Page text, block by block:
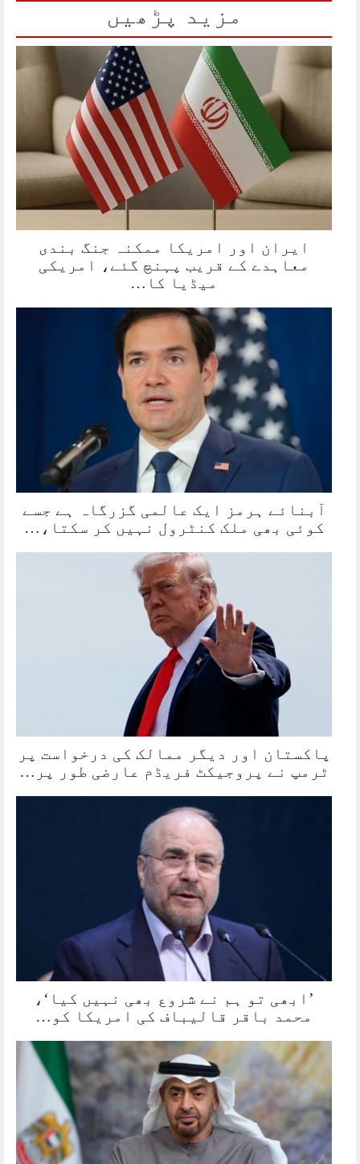
مزید پڑھیں
ایران اور امریکا ممکنہ جنگ بندی
معاہدے کے قریب پہنچ گئے، امریکی
میڈیا کا…
آبنائے ہرمز ایک عالمی گزرگاہ ہے جسے
کوئی بھی ملک کنٹرول نہیں کر سکتا،…
پاکستان اور دیگر ممالک کی درخواست پر
ٹرمپ نے پروجیکٹ فریڈم عارضی طور پر…
’ابھی تو ہم نے شروع بھی نہیں کیا‘،
محمد باقر قالیباف کی امریکا کو…